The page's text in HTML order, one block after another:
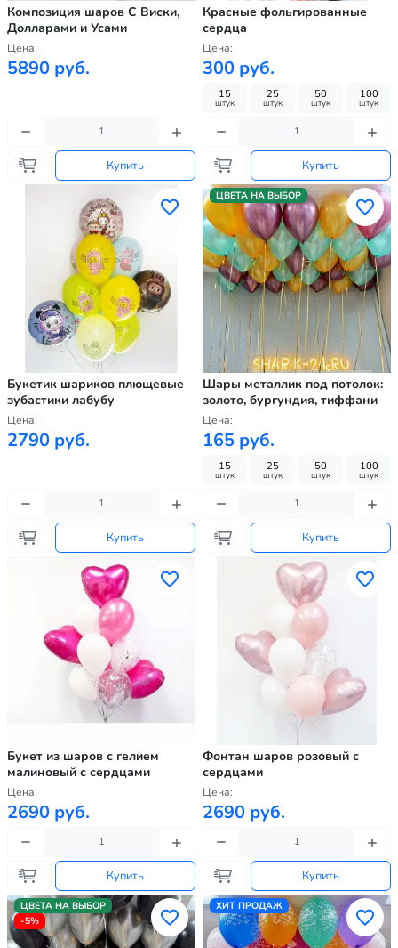
Композиция шаров С Виски,
Долларами и Усами
Цена:
5890 руб.
Купить
Красные фольгированные
сердца
Цена:
300 руб.
15
штук
25
штук
50
штук
100
штук
Купить
Букетик шариков плющевые
зубастики лабубу
Цена:
2790 руб.
Купить
ЦВЕТА НА ВЫБОР
Шары металлик под потолок:
золото, бургундия, тиффани
Цена:
165 руб.
15
штук
25
штук
50
штук
100
штук
Купить
Букет из шаров с гелием
малиновый с сердцами
Цена:
2690 руб.
Купить
Фонтан шаров розовый с
сердцами
Цена:
2690 руб.
Купить
ЦВЕТА НА ВЫБОР
-5%
ХИТ ПРОДАЖ